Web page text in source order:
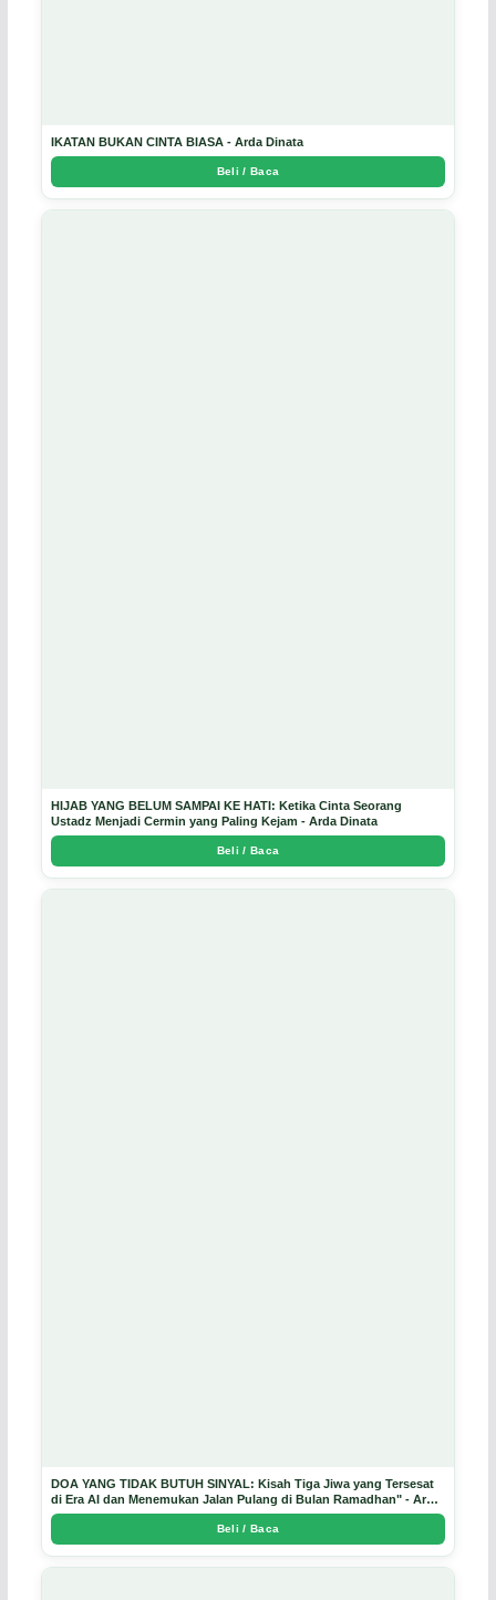
IKATAN BUKAN CINTA BIASA - Arda Dinata
Beli / Baca
HIJAB YANG BELUM SAMPAI KE HATI: Ketika Cinta Seorang
Ustadz Menjadi Cermin yang Paling Kejam - Arda Dinata
Beli / Baca
DOA YANG TIDAK BUTUH SINYAL: Kisah Tiga Jiwa yang Tersesat
di Era AI dan Menemukan Jalan Pulang di Bulan Ramadhan" - Arda
Dinata
Beli / Baca